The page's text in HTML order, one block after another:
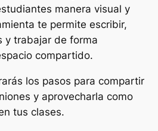
manera visual y
te permite escribir,
y trabajar de forma
compartido.
los pasos para compartir
y aprovecharla como
tus clases.